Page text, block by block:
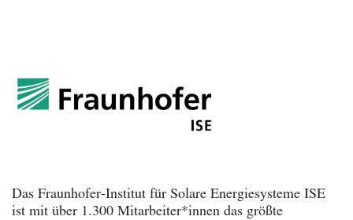
Das Fraunhofer-Institut für Solare Energiesysteme ISE
ist mit über 1.300 Mitarbeiter*innen das größte